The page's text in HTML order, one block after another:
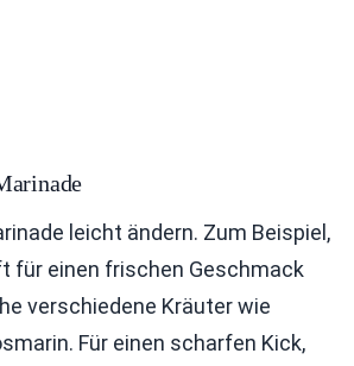
leicht ändern. Zum Beispiel,
für einen frischen Geschmack
verschiedene Kräuter wie
Für einen scharfen Kick,